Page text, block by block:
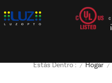
Estás Dentro : / Hogar /